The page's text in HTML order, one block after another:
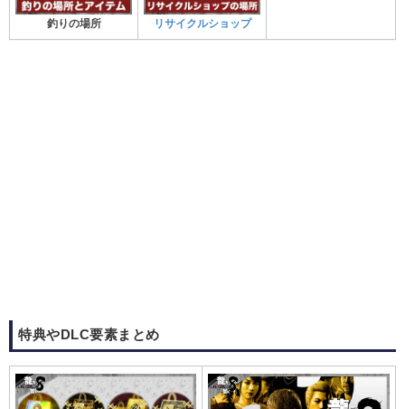
釣りの場所 リサイクルショップ
特典やDLC要素まとめ